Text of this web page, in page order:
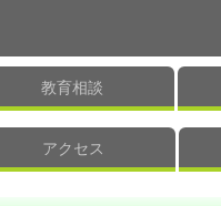
教育相談
アクセス